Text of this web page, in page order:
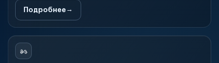
Подробнее